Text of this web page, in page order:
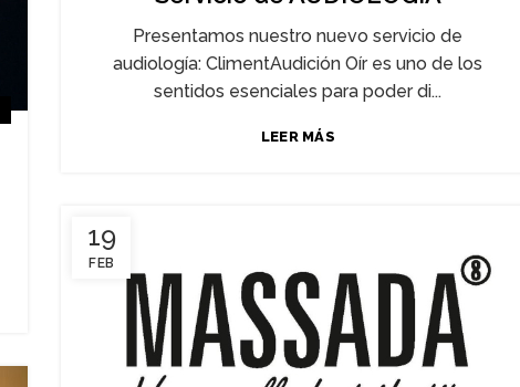
Presentamos nuestro nuevo servicio de
audiología: ClimentAudición Oír es uno de los
sentidos esenciales para poder di...
LEER MÁS
19
FEB